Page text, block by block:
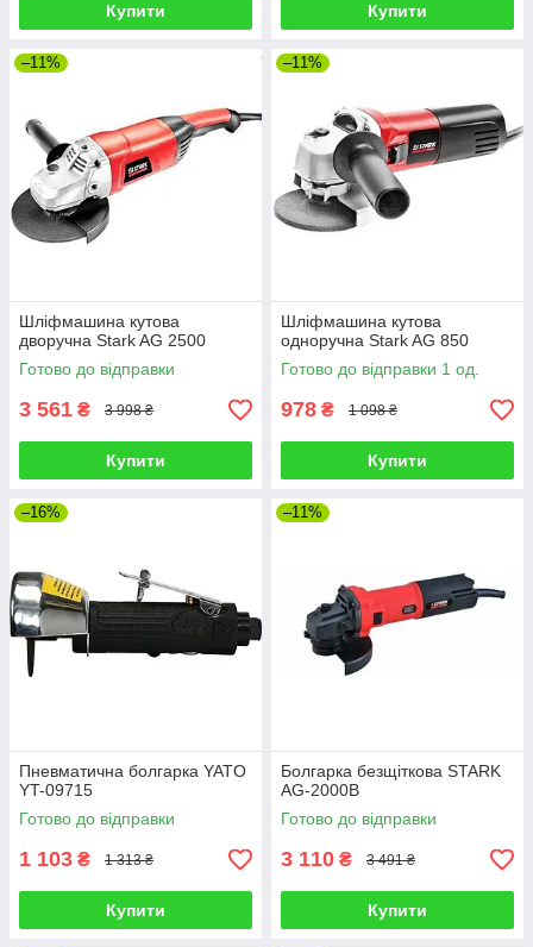
Купити Купити
–11%
Шліфмашина кутова
дворучна Stark AG 2500
Готово до відправки
3 561 ₴ 3 998 ₴
Купити
–11%
Шліфмашина кутова
одноручна Stark AG 850
Готово до відправки 1 од.
978 ₴ 1 098 ₴
Купити
–16%
Пневматична болгарка YATO
YT-09715
Готово до відправки
1 103 ₴ 1 313 ₴
Купити
–11%
Болгарка безщіткова STARK
AG-2000B
Готово до відправки
3 110 ₴ 3 491 ₴
Купити